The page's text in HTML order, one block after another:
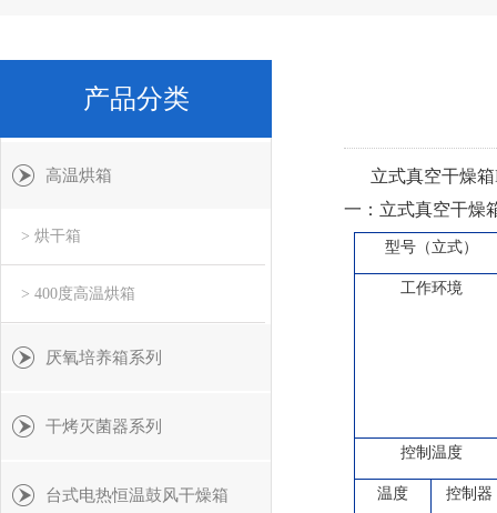
立式真空干燥箱
一：立式真空干燥
型号（立式）
工作环境
控制温度
温度 控制器
产品分类
高温烘箱
> 烘干箱
> 400度高温烘箱
厌氧培养箱系列
干烤灭菌器系列
台式电热恒温鼓风干燥箱